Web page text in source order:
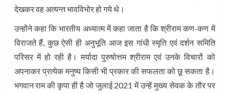
देखकर वह अत्यन्त भावविभोर हो गये थे।
उन्होंने कहा कि भारतीय अध्यात्म में कहा जाता है कि श्रीराम कण-कण में
विराजते हैं, कुछ ऐसी ही अनुभूति आज इस गांधी स्मृति एवं दर्शन समिति
परिसर में हो रही है। मर्यादा पुरुषोत्तम श्रीराम एवं उनके विचारों को
अपनाकर प्रत्येक मनुष्य किसी भी प्रकार की सफलता को छू सकता है।
भगवान राम की कृपा ही है जो जुलाई 2021 में उन्हें मुख्य सेवक के तौर पर